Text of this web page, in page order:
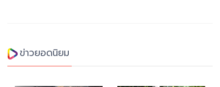
ข่าวยอดนิยม